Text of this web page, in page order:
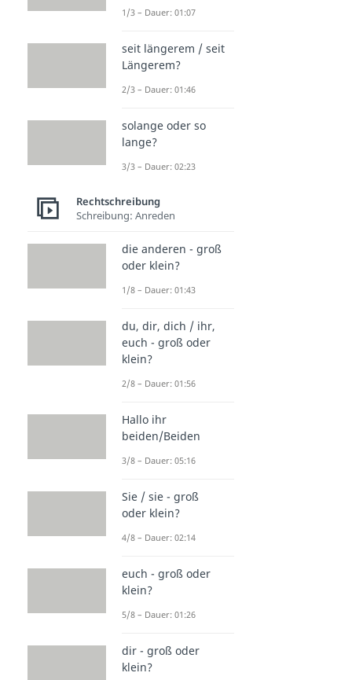
1/3 – Dauer: 01:07
seit längerem / seit
Längerem?
2/3 – Dauer: 01:46
solange oder so
lange?
3/3 – Dauer: 02:23
Rechtschreibung
Schreibung: Anreden
die anderen - groß
oder klein?
1/8 – Dauer: 01:43
du, dir, dich / ihr,
euch - groß oder
klein?
2/8 – Dauer: 01:56
Hallo ihr
beiden/Beiden
3/8 – Dauer: 05:16
Sie / sie - groß
oder klein?
4/8 – Dauer: 02:14
euch - groß oder
klein?
5/8 – Dauer: 01:26
dir - groß oder
klein?